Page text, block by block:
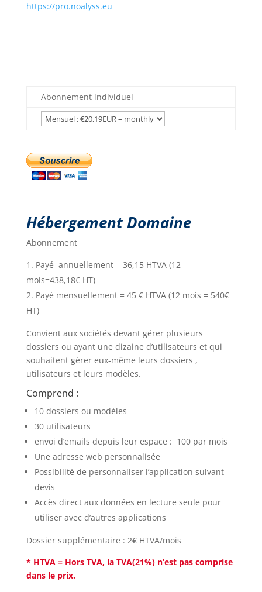
https://pro.noalyss.eu
Abonnement individuel
Hébergement Domaine
Abonnement
Payé annuellement = 36,15 HTVA (12
mois=438,18€ HT)
Payé mensuellement = 45 € HTVA (12 mois = 540€
HT)
Convient aux sociétés devant gérer plusieurs
dossiers ou ayant une dizaine d’utilisateurs et qui
souhaitent gérer eux-même leurs dossiers ,
utilisateurs et leurs modèles.
Comprend :
10 dossiers ou modèles
30 utilisateurs
envoi d’emails depuis leur espace : 100 par mois
Une adresse web personnalisée
Possibilité de personnaliser l’application suivant
devis
Accès direct aux données en lecture seule pour
utiliser avec d’autres applications
Dossier supplémentaire : 2€ HTVA/mois
* HTVA = Hors TVA, la TVA(21%) n’est pas comprise
dans le prix.